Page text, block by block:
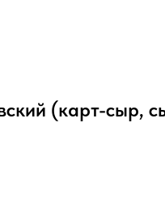
(карт-сыр,